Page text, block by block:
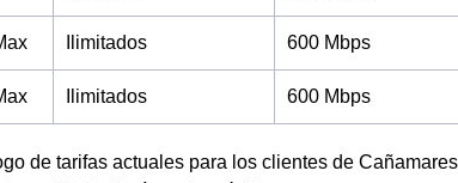
Ilimitados 600 Mbps
Ilimitados 600 Mbps
de tarifas actuales para los clientes de